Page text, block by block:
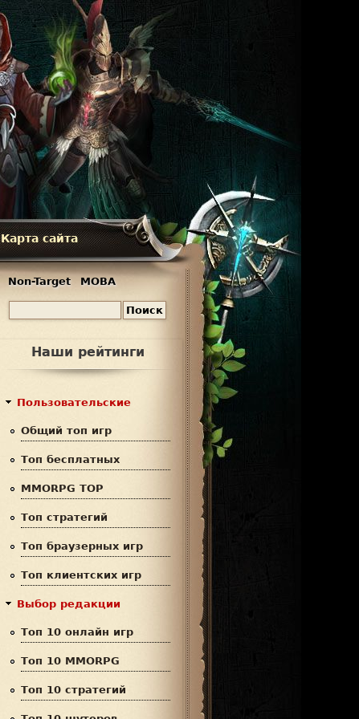
Карта сайта
Non-Target MOBA
Наши рейтинги
Пользовательские
Общий топ игр
Топ бесплатных
MMORPG TOP
Топ стратегий
Топ браузерных игр
Топ клиентских игр
Выбор редакции
Топ 10 онлайн игр
Топ 10 MMORPG
Топ 10 стратегий